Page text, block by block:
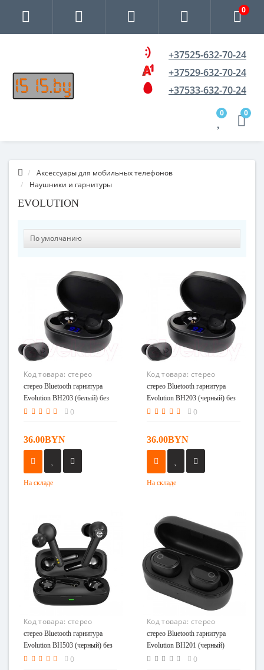
0
+37525-632-70-24
+37529-632-70-24
+37533-632-70-24
0 0
Аксессуары для мобильных телефонов
Наушники и гарнитуры
EVOLUTION
Код товара: стерео
Bluetooth гарнитура
Evolution BH203 (белый)
без комплекта
стерео Bluetooth гарнитура
Evolution BH203 (белый) без
комплекта
0
36.00BYN
На складе
Код товара: стерео
Bluetooth гарнитура
Evolution BH203 (черный)
без комплекта
стерео Bluetooth гарнитура
Evolution BH203 (черный) без
комплекта
0
36.00BYN
На складе
Код товара: стерео
Bluetooth гарнитура
Evolution BH503 (черный)
без комплекта
стерео Bluetooth гарнитура
Evolution BH503 (черный) без
комплекта
0
Код товара: стерео
Bluetooth гарнитура
Evolution BH201 (черный)
стерео Bluetooth гарнитура
Evolution BH201 (черный)
0